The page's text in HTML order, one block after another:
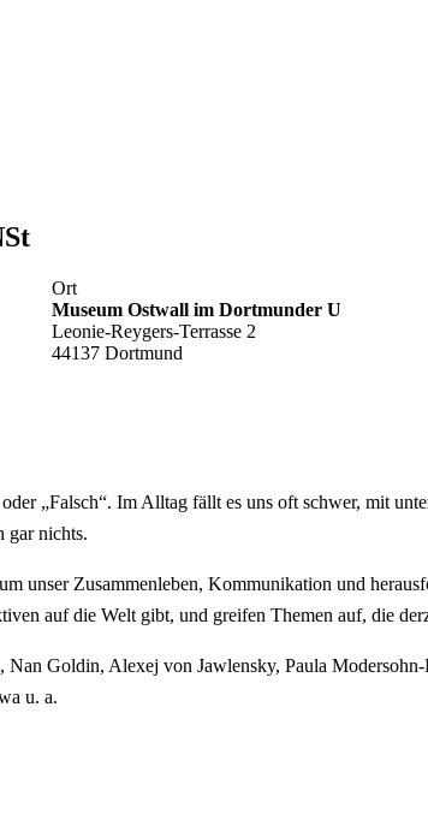
Ort
Museum Ostwall im Dortmunder U
Leonie-Reygers-Terrasse 2
44137 Dortmund
„Falsch“. Im Alltag fällt es uns oft schwer, mit
gar nichts.
unser Zusammenleben, Kommunikation und
auf die Welt gibt, und greifen Themen auf, die
Goldin, Alexej von Jawlensky, Paula
u. a.